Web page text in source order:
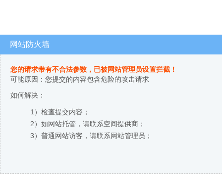
网站防火墙
您的请求带有不合法参数，已被网站管理员设置拦截！
可能原因：您提交的内容包含危险的攻击请求
如何解决：
1）检查提交内容；
2）如网站托管，请联系空间提供商；
3）普通网站访客，请联系网站管理员；